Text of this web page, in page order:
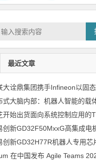
最近文章
式大脑内部：机器人智能的载
在中国发布 Agile Teams